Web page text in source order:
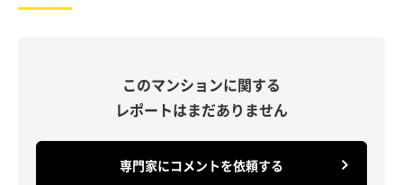
このマンションに関する
レポートはまだありません
専門家にコメントを依頼する